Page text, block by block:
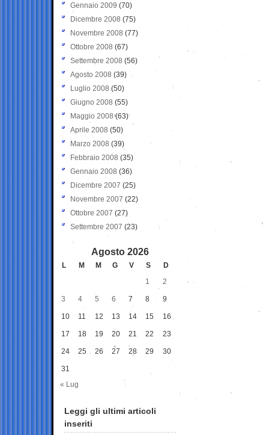
Gennaio 2009 (70)
Dicembre 2008 (75)
Novembre 2008 (77)
Ottobre 2008 (67)
Settembre 2008 (56)
Agosto 2008 (39)
Luglio 2008 (50)
Giugno 2008 (55)
Maggio 2008(63)
Aprile 2008 (50)
Marzo 2008 (39)
Febbraio 2008 (35)
Gennaio 2008 (36)
Dicembre 2007 (25)
Novembre 2007 (22)
Ottobre 2007 (27)
Settembre 2007 (23)
Agosto 2026
L M M G V S
D
1
2
3 4 5 6 7 8 9
10 11 12 13 14 15 16
17 18 19 20 21 22 23
24 25 26 27 28 29 30
31
« Lug
Leggi gli ultimi articoli
inseriti